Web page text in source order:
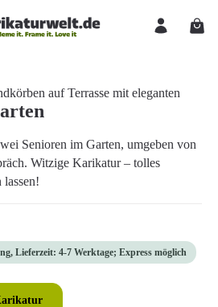
Senioren im Garten, umgeben von
Witzige Karikatur – tolles
lassen!
Lieferzeit: 4-7 Werktage; Express möglich